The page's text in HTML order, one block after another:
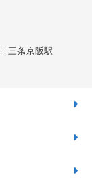
三条京阪駅